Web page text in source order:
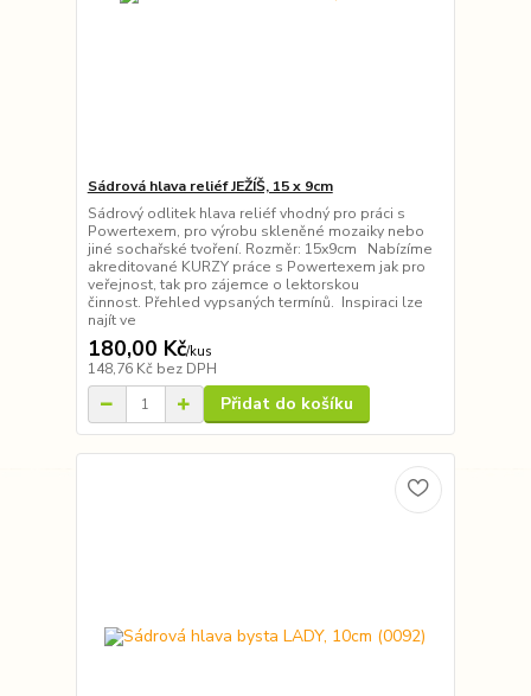
Sádrová hlava reliéf JEŽÍŠ, 15 x 9cm
Sádrový odlitek hlava reliéf vhodný pro práci s
Powertexem, pro výrobu skleněné mozaiky nebo
jiné sochařské tvoření. Rozměr: 15x9cm Nabízíme
akreditované KURZY práce s Powertexem jak pro
veřejnost, tak pro zájemce o lektorskou
činnost. Přehled vypsaných termínů. Inspiraci lze
najít ve
180,00 Kč/kus
148,76 Kč bez DPH
Přidat do košíku